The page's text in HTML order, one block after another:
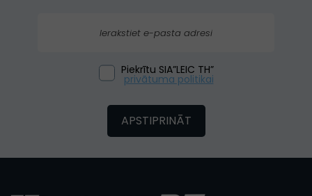
Piekrītu SIA”LEIC TH”
privātuma politikai
APSTIPRINĀT